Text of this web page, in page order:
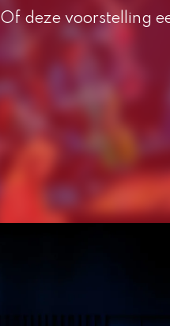
Of deze voorstelling